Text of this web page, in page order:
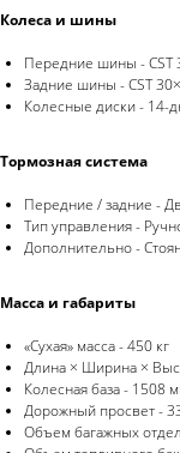
Колеса и шины
Передние шины - CST
Задние шины - CST
Колесные диски -
Тормозная система
Передние / задние -
Тип управления -
Дополнительно -
Масса и габариты
«Сухая» масса - 450 кг
Длина × Ширина ×
Колесная база - 1508
Дорожный просвет -
Объем багажных